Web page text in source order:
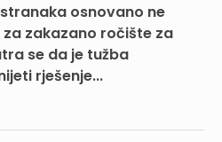
osnovano ne
zakazano ročište za
se da je tužba
rješenje...